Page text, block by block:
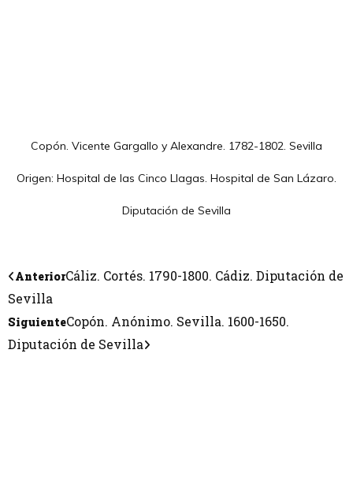
Copón. Vicente Gargallo y Alexandre. 1782-1802. Sevilla
Origen: Hospital de las Cinco Llagas. Hospital de San Lázaro.
Diputación de Sevilla
AnteriorCáliz. Cortés. 1790-1800. Cádiz. Diputación de
Sevilla
SiguienteCopón. Anónimo. Sevilla. 1600-1650.
Diputación de Sevilla